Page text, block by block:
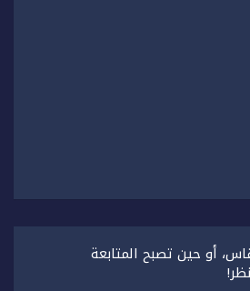
أو حين تصبح المتابعة